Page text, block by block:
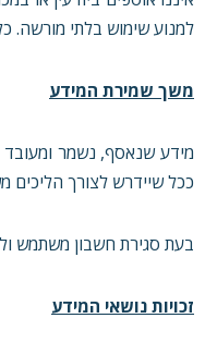
למנוע שימוש בלתי מורשה.
משך שמירת המידע
מידע שנאסף, נשמר ומעובד
ככל שיידרש לצורך הליכים
בעת סגירת חשבון משתמש
זכויות נושאי המידע